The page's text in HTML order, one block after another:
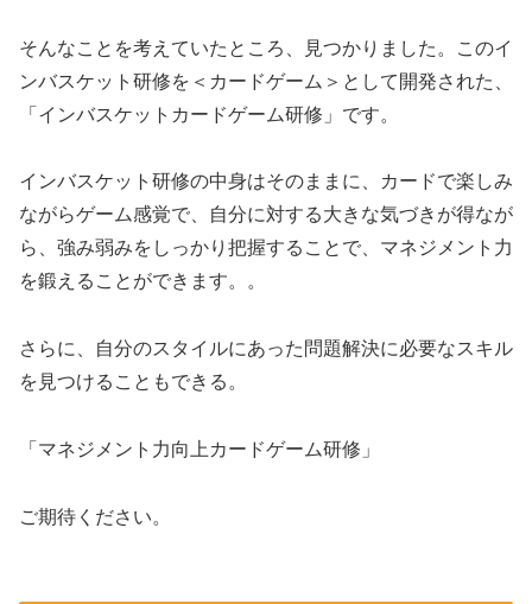
そんなことを考えていたところ、見つかりました。このイ
ンバスケット研修を＜カードゲーム＞として開発された、
「インバスケットカードゲーム研修」です。
インバスケット研修の中身はそのままに、カードで楽しみ
ながらゲーム感覚で、自分に対する大きな気づきが得なが
ら、強み弱みをしっかり把握することで、マネジメント力
を鍛えることができます。。
さらに、自分のスタイルにあった問題解決に必要なスキル
を見つけることもできる。
「マネジメント力向上カードゲーム研修」
ご期待ください。